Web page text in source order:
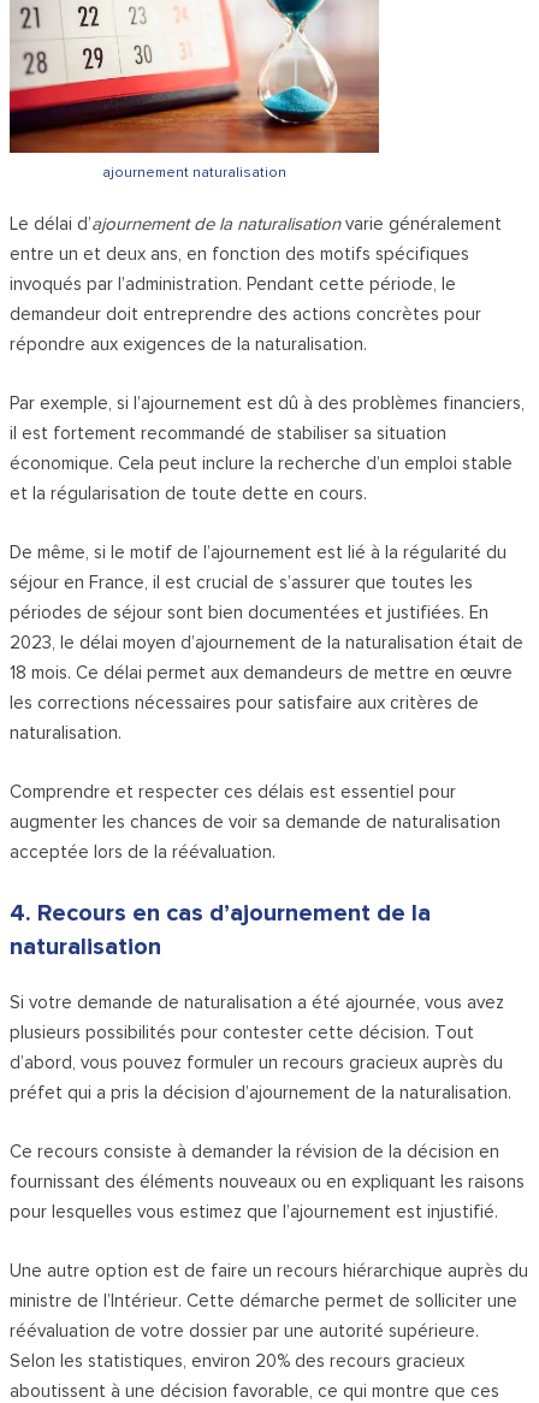
ajournement naturalisation
Le délai d’ajournement de la naturalisationvarie généralement
entre un et deux ans, en fonction des motifs spécifiques
invoqués par l’administration. Pendant cette période, le
demandeur doit entreprendre des actions concrètes pour
répondre aux exigences de la naturalisation.
Par exemple, si l’ajournement est dû à des problèmes financiers,
il est fortement recommandé de stabiliser sa situation
économique. Cela peut inclure la recherche d’un emploi stable
et la régularisation de toute dette en cours.
De même, si le motif de l’ajournement est lié à la régularité du
séjour en France, il est crucial de s’assurer que toutes les
périodes de séjour sont bien documentées et justifiées. En
2023, le délai moyen d’ajournement de la naturalisation était de
18 mois. Ce délai permet aux demandeurs de mettre en œuvre
les corrections nécessaires pour satisfaire aux critères de
naturalisation.
Comprendre et respecter ces délais est essentiel pour
augmenter les chances de voir sa demande de naturalisation
acceptée lors de la réévaluation.
4. Recours en cas d’ajournement de la
naturalisation
Si votre demande de naturalisation a été ajournée, vous avez
plusieurs possibilités pour contester cette décision. Tout
d’abord, vous pouvez formuler un recours gracieux auprès du
préfet qui a pris la décision d’ajournement de la naturalisation.
Ce recours consiste à demander la révision de la décision en
fournissant des éléments nouveaux ou en expliquant les raisons
pour lesquelles vous estimez que l’ajournement est injustifié.
Une autre option est de faire un recours hiérarchique auprès du
ministre de l’Intérieur. Cette démarche permet de solliciter une
réévaluation de votre dossier par une autorité supérieure.
Selon les statistiques, environ 20% des recours gracieux
aboutissent à une décision favorable, ce qui montre que ces